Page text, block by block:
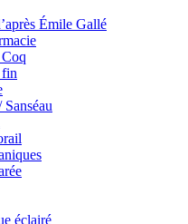
Émile Gallé
fin
éclairé